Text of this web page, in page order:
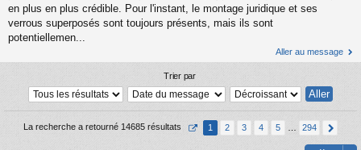
en plus en plus crédible. Pour l'instant, le montage juridique et ses
verrous superposés sont toujours présents, mais ils sont
potentiellemen...
Aller au message
Trier par
La recherche a retourné 14685 résultats 1 2 3 4 5 294